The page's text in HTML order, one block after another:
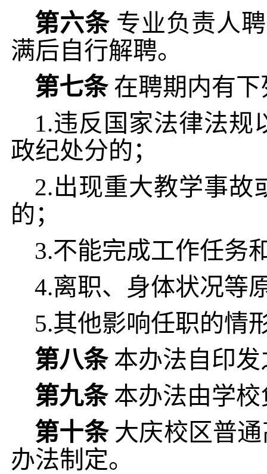
第六条 专业负责人
满后自行解聘。
第七条在聘期内有下
1.违反国家法律法规
政纪处分的；
2.出现重大教学事故
的；
3.不能完成工作任务
4.离职、身体状况等
5.其他影响任职的情
第八条本办法自印发
第九条本办法由学校
第十条大庆校区普通
办法制定。